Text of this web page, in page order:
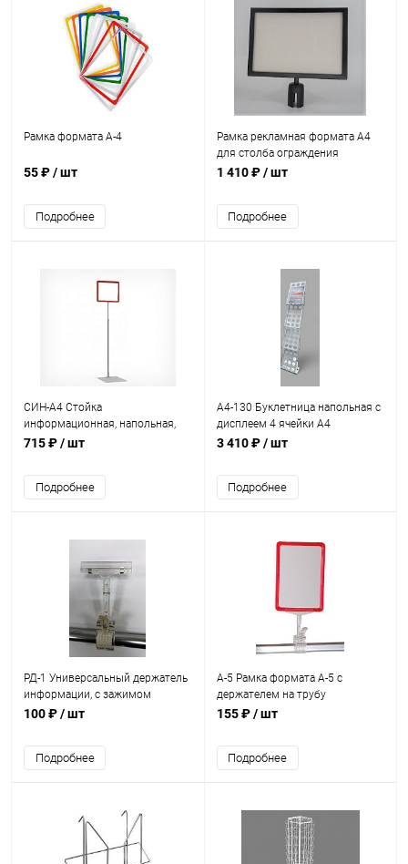
Рамка формата А-4
55 ₽/ шт
Подробнее
Рамка рекламная формата А4
для столба ограждения
1 410 ₽/ шт
Подробнее
СИН-А4 Стойка
информационная, напольная,
раздвижная, 60-90 см, А4
715 ₽/ шт
Подробнее
A4-130 Буклетница напольная с
дисплеем 4 ячейки А4
3 410 ₽/ шт
Подробнее
РД-1 Универсальный держатель
информации, с зажимом
100 ₽/ шт
Подробнее
А-5 Рамка формата А-5 с
держателем на трубу
155 ₽/ шт
Подробнее